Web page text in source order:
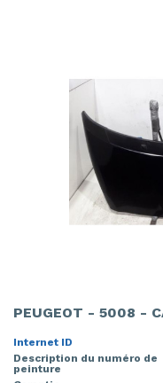
PEUGEOT - 5008 -
Internet ID
Description du numéro de
peinture